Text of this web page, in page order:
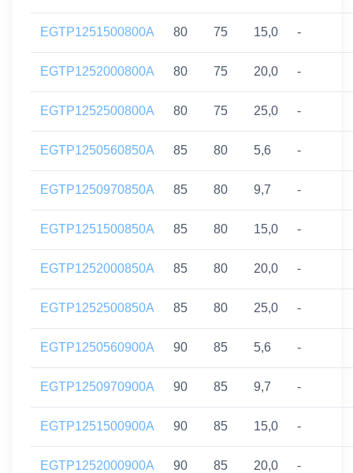
EGTP1251500800A 80 75 15,0 -
EGTP1252000800A 80 75 20,0 -
EGTP1252500800A 80 75 25,0 -
EGTP1250560850A 85 80 5,6 -
EGTP1250970850A 85 80 9,7 -
EGTP1251500850A 85 80 15,0 -
EGTP1252000850A 85 80 20,0 -
EGTP1252500850A 85 80 25,0 -
EGTP1250560900A 90 85 5,6 -
EGTP1250970900A 90 85 9,7 -
EGTP1251500900A 90 85 15,0 -
EGTP1252000900A 90 85 20,0 -